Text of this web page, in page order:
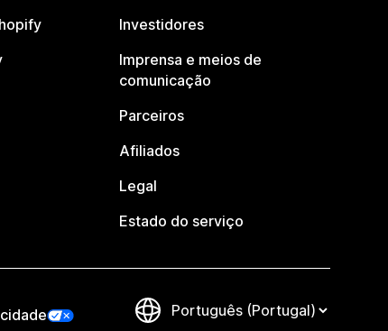
Investidores
Imprensa e meios de
comunicação
Parceiros
Afiliados
Legal
Estado do serviço